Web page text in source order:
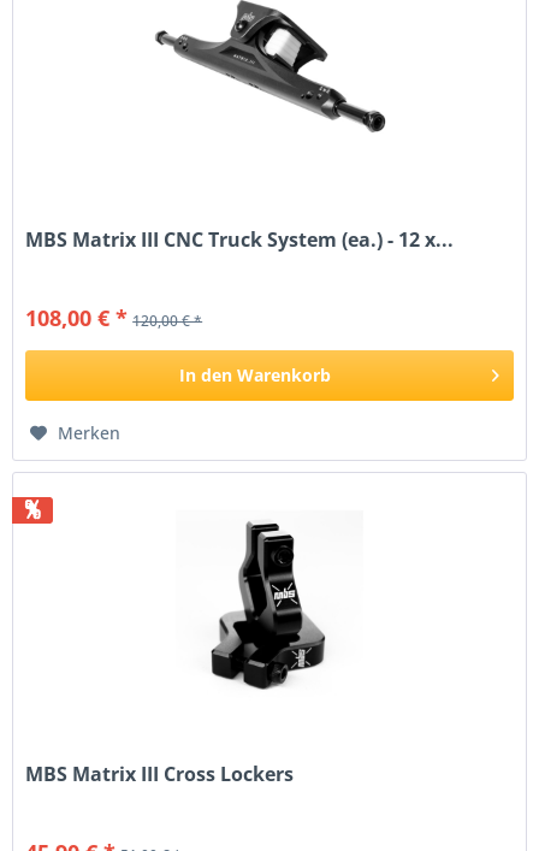
MBS Matrix III CNC Truck System (ea.) - 12 x...
108,00 € * 120,00 € *
In den Warenkorb
Merken
%
MBS Matrix III Cross Lockers